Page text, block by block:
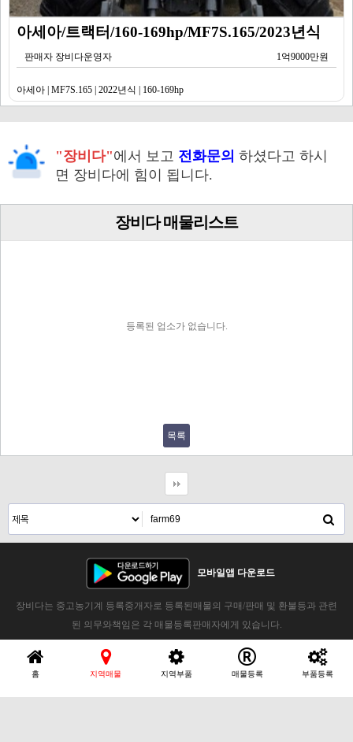
아세아/트랙터/160-169hp/MF7S.165/2023년식
판매자 장비다운영자 1억9000만원
아세아 | MF7S.165 | 2022년식 | 160-169hp
"장비다"에서 보고 전화문의 하셨다고 하시
면 장비다에 힘이 됩니다.
장비다 매물리스트
등록된 업소가 없습니다.
목록
모바일앱 다운로드
장비다는 중고농기계 등록중개자로 등록된매물의 구매/판매 및 환불등과 관련
된 의무와책임은 각 매물등록판매자에게 있습니다.
홈 지역매물 지역부품 매물등록 부품등록